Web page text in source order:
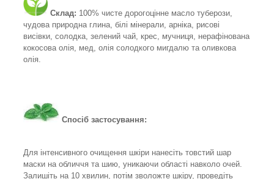
Склад: 100% чисте дорогоцінне масло туберози,
чудова природна глина, білі мінерали, арніка, рисові
висівки, солодка, зелений чай, крес, мучниця, нерафінована
кокосова олія, мед, олія солодкого мигдалю та оливкова
олія.
Спосіб застосування:
Для інтенсивного очищення шкіри нанесіть товстий шар
маски на обличчя та шию, уникаючи області навколо очей.
Залишіть на 10 хвилин, потім зволожте шкіру, проведіть